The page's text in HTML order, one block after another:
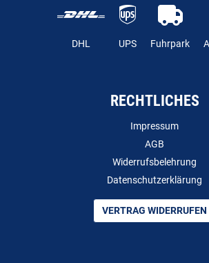
DHL UPS Fuhrpark
RECHTLICHES
Impressum
AGB
Widerrufsbelehrung
Datenschutzerklärung
VERTRAG WIDERRUFEN